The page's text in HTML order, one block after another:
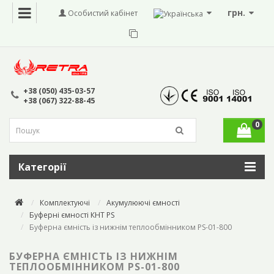
грн.
Особистий кабінет
+38 (050) 435-03-57
+38 (067) 322-88-45
0
Категорії
Комплектуючі
Акумулюючі ємності
Буферні ємності КНТ PS
Буферна ємність із нижнім теплообмінником PS-01-800
БУФЕРНА ЄМНІСТЬ ІЗ НИЖНІМ
ТЕПЛООБМІННИКОМ PS-01-800